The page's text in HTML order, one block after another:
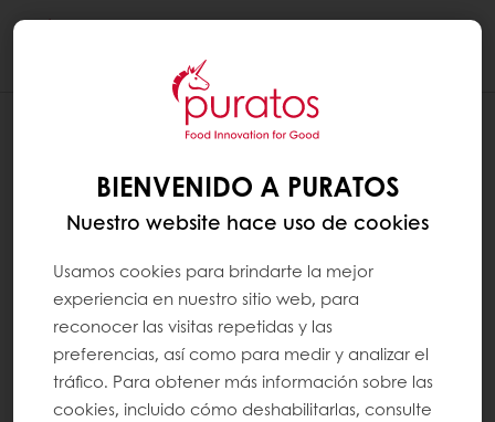
NO SOY CLIENTE DE PURATOS. ¿PUEDO
CREAR UNA CUENTA MYPURATOS?
Aunque aún no sea cliente de Puratos,
enlace. Después de completar todos los
pasos del formulario de registro, recibirá un
correo electrónico para confirmar su
dirección de correo electrónico. Una vez
completado este paso, podrá iniciar sesión y
comenzar a usar su cuenta MyPuratos.
BIENVENIDO A PURATOS
Nuestro website hace uso de cookies
Usamos cookies para brindarte la mejor
experiencia en nuestro sitio web, para
reconocer las visitas repetidas y las
preferencias, así como para medir y analizar el
tráfico. Para obtener más información sobre las
cookies, incluido cómo deshabilitarlas, consulte